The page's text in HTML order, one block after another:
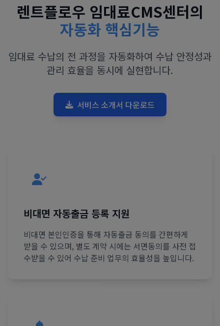
렌트플로우 임대료CMS센터의
자동화 핵심기능
임대료 수납의 전 과정을 자동화하여 수납 안정성과
관리 효율을 동시에 실현합니다.
서비스 소개서 다운로드
비대면 자동출금 등록 지원
비대면 본인인증을 통해 자동출금 동의를 간편하게
받을 수 있으며, 별도 계약 시에는 서면동의를 사전 접
수받을 수 있어 수납 준비 업무의 효율성을 높입니다.